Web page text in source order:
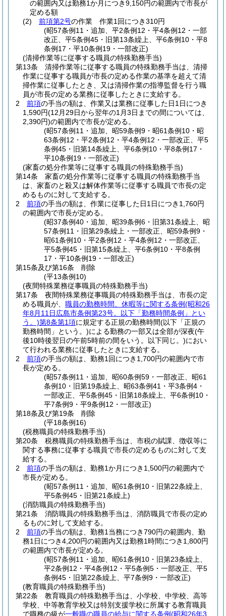
の範囲内又は勤務1か月につき9,150円の範囲内で市長が
定める額
(2)
前項第2号の作業 作業1回につき310円
(昭57条例11・追加、平2条例12・平4条例12・一部
改正、平5条例45・旧第13条繰上、平6条例10・平8
条例17・平10条例19・一部改正)
(清掃作業等に従事する職員の特殊勤務手当)
第13条
清掃作業等に従事する職員の特殊勤務手当は、清掃
作業に従事する職員が市長の定める作業の基準を超えて清
掃作業に従事したとき、又は清掃作業の指導監督を行う職
員が市長の定める業務に従事したときに支給する。
2
前項の手当の額は、作業又は業務に従事した日1日につき
1,590円(12月29日から翌年の1月3日までの間については、
2,390円)の範囲内で市長が定める。
(昭57条例11・追加、昭59条例9・昭61条例10・昭
63条例12・平2条例12・平4条例12・一部改正、平5
条例45・旧第14条繰上、平6条例10・平8条例17・
平10条例19・一部改正)
(家畜の処分作業等に従事する職員の特殊勤務手当)
第14条
家畜の処分作業等に従事する職員の特殊勤務手当
は、家畜のと殺又は解体作業等に従事する職員で市長の定
めるものに対して支給する。
2
前項の手当の額は、作業に従事した日1日につき1,760円
の範囲内で市長が定める。
(昭37条例40・追加、昭39条例6・旧第31条繰上、昭
57条例11・旧第29条繰上・一部改正、昭59条例9・
昭61条例10・平2条例12・平4条例12・一部改正、
平5条例45・旧第15条繰上、平6条例10・平8条例
17・平10条例19・一部改正)
第15条及び第16条
削除
(平13条例10)
(夜間特殊業務従事職員の特殊勤務手当)
第17条
夜間特殊業務従事職員の特殊勤務手当は、市長の定
める職員が、 職員の勤務時間、休暇等に関する条例(昭和26
年8月11日広島市条例第23号。以下「勤務時間条例」とい
う。)第8条第1項に規定する正規の勤務時間(以下「正規の
勤務時間」という。)による勤務の一部又は全部が深夜(午
後10時後翌日の午前5時前の間をいう。以下同じ。)におい
て行われる業務に従事したときに支給する。
2
前項の手当の額は、勤務1回につき1,700円の範囲内で市
長が定める。
(昭57条例11・追加、昭60条例59・一部改正、昭61
条例10・旧第19条繰上、昭63条例41・平3条例4・
一部改正、平5条例45・旧第18条繰上、平6条例10・
平7条例9・平9条例12・一部改正)
第18条及び第19条
削除
(平18条例16)
(税務職員の特殊勤務手当)
第20条
税務職員の特殊勤務手当は、市税の賦課、徴収等に
関する事務に従事する職員で市長の定めるものに対して支
給する。
2
前項の手当の額は、勤務1か月につき1,500円の範囲内で
市長が定める。
(昭57条例11・追加、昭61条例10・旧第22条繰上、
平5条例45・旧第21条繰上)
(消防職員の特殊勤務手当)
第21条
消防職員の特殊勤務手当は、消防職員で市長の定め
るものに対して支給する。
2
前項の手当の額は、勤務1当務につき790円の範囲内、勤
務1日につき4,200円の範囲内又は勤務1時間につき1,800円
の範囲内で市長が定める。
(昭57条例11・追加、昭61条例10・旧第23条繰上、
平2条例12・平4条例12・平5条例5・一部改正、平5
条例45・旧第22条繰上、平7条例9・一部改正)
(教育職員の特殊勤務手当)
第22条
教育職員の特殊勤務手当は、小学校、中学校、高等
学校、中等教育学校又は特別支援学校に所属する教育職員
で職務の級が一般職の職員の給与に関する条例(昭和26年3